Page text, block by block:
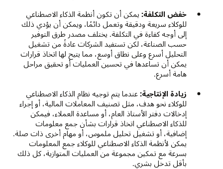
خفض التكلفة: يمكن أن تكون أنظمة الذكاء الاصطناعي
للوكلاء سريعة ودقيقة وتعمل دائمًا، ويمكن أن يؤدي ذلك
إلى أوجه كفاءة في التكلفة. يختلف مصدر طرق التوفير
حسب الصناعة، لكن تستفيد الشركات عادةً من تشغيل
التحليل أسرع وعلى نطاق أوسع، مما يتيح لها اتخاذ قرارات
يمكن أن تساعدها في تحسين العمليات أو تحقيق مراحل
هامة أسرع.
زيادة الإنتاجية: عندما يتم توجيه نظام الذكاء الاصطناعي
للوكلاء نحو هدف، مثل تصنيف المعاملات المالية، أو إجراء
إدخالات دفتر الأستاذ العام، أو مساعدة العملاء، فيمكن
للذكاء الاصطناعي اتخاذ قرارات بشأن جمع معلومات
إضافية، أو تشغيل تحليل ملموس، أو مهام أخرى ذات صلة.
يمكن لأنظمة الذكاء الاصطناعي للوكلاء جمع المعلومات
بسرعة مع تمكين مجموعة من العمليات المتوازية، كل ذلك
بأقل تدخل بشري.